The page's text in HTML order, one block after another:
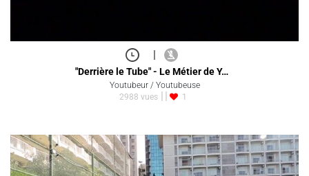
|
"Derrière le Tube" - Le Métier de Y…
Youtubeur / Youtubeuse
2988 vues
1